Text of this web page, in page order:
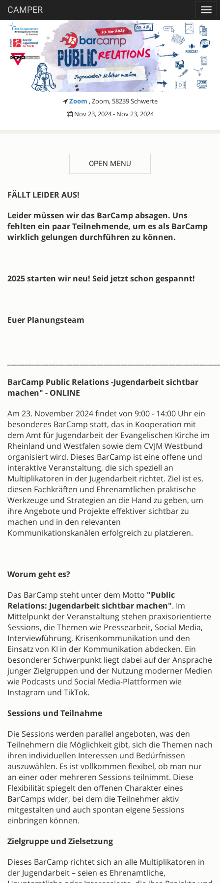
CAMPER
Zoom , Zoom, 58239 Schwerte
Nov 23, 2024 - Nov 23, 2024
OPEN MENU
DESCRIPTION
FÄLLT LEIDER AUS!
Leider müssen wir das BarCamp absagen. Uns
fehlten ein paar Teilnehmende, um es als BarCamp
wirklich gelungen durchführen zu können.
2025 starten wir neu! Seid jetzt schon gespannt!
Euer Planungsteam
BarCamp Public Relations -Jugendarbeit sichtbar
machen" - ONLINE
Am 23. November 2024 findet von 9:00 - 14:00 Uhr ein
besonderes BarCamp statt, das in Kooperation mit
dem Amt für Jugendarbeit der Evangelischen Kirche im
Rheinland und Westfalen sowie dem CVJM Westbund
organisiert wird. Dieses BarCamp ist eine offene und
interaktive Veranstaltung, die sich speziell an
Multiplikatoren in der Jugendarbeit richtet. Ziel ist es,
diesen Fachkräften und Ehrenamtlichen praktische
Werkzeuge und Strategien an die Hand zu geben, um
ihre Angebote und Projekte effektiver sichtbar zu
machen und in den relevanten
Kommunikationskanälen erfolgreich zu platzieren.
Worum geht es?
Das BarCamp steht unter dem Motto "Public
Relations: Jugendarbeit sichtbar machen". Im
Mittelpunkt der Veranstaltung stehen praxisorientierte
Sessions, die Themen wie Pressearbeit, Social Media,
Interviewführung, Krisenkommunikation und den
Einsatz von KI in der Kommunikation abdecken. Ein
besonderer Schwerpunkt liegt dabei auf der Ansprache
junger Zielgruppen und der Nutzung moderner Medien
wie Podcasts und Social Media-Plattformen wie
Instagram und TikTok.
Sessions und Teilnahme
Die Sessions werden parallel angeboten, was den
Teilnehmern die Möglichkeit gibt, sich die Themen nach
ihren individuellen Interessen und Bedürfnissen
auszuwählen. Es ist vollkommen flexibel, ob man nur
an einer oder mehreren Sessions teilnimmt. Diese
Flexibilität spiegelt den offenen Charakter eines
BarCamps wider, bei dem die Teilnehmer aktiv
mitgestalten und auch spontan eigene Sessions
einbringen können.
Zielgruppe und Zielsetzung
Dieses BarCamp richtet sich an alle Multiplikatoren in
der Jugendarbeit – seien es Ehrenamtliche,